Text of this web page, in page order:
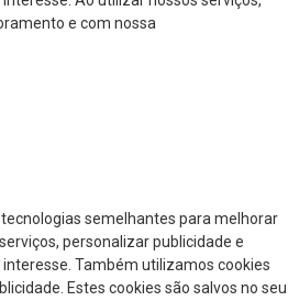
e com nossa
semelhantes para melhorar
personalizar publicidade e
Também utilizamos cookies
Estes cookies são salvos no seu